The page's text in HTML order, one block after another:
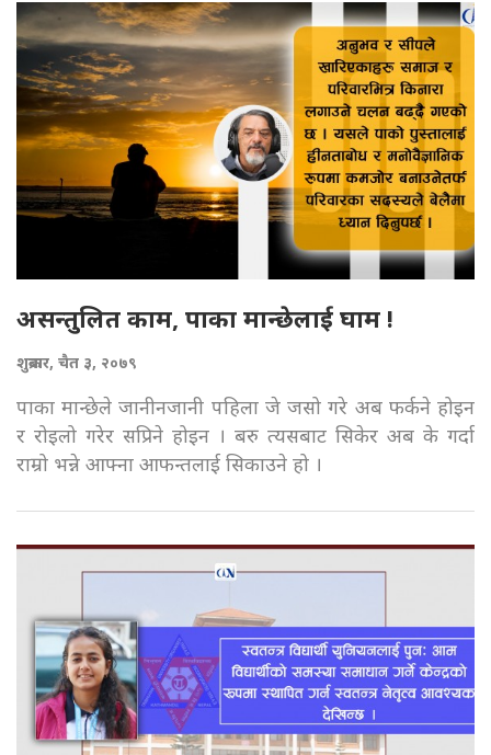
असन्तुलित काम, पाका मान्छेलाई घाम !
शुक्रबार, चैत ३, २०७९
पाका मान्छेले जानीनजानी पहिला जे जसो गरे अब फर्कने होइन
र रोइलो गरेर सप्रिने होइन । बरु त्यसबाट सिकेर अब के गर्दा
राम्रो भन्ने आफ्ना आफन्तलाई सिकाउने हो ।